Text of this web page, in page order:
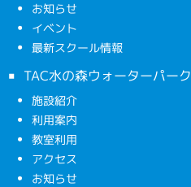
お知らせ
イベント
最新スクール情報
TAC水の森ウォーターパーク
施設紹介
利用案内
教室利用
アクセス
お知らせ